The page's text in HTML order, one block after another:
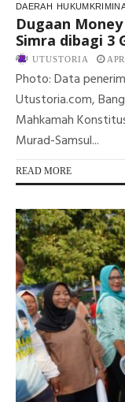
DAERAH
Dugaan
Simra dibagi 3
UTUSTORIA
Photo: Data
Utustoria.com,
Mahkamah
Murad-Samsul...
READ MORE